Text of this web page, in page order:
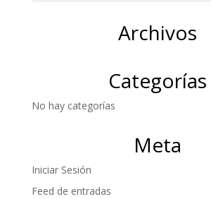
Archivos
Categorías
No hay categorías
Meta
Iniciar Sesión
Feed de entradas